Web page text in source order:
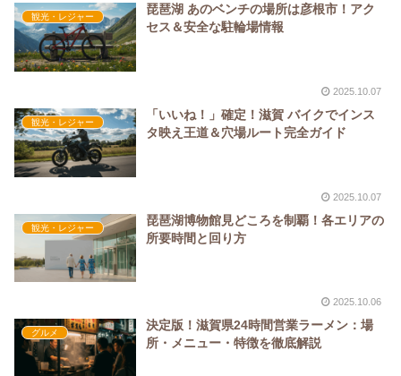
観光・レジャー
琵琶湖 あのベンチの場所は彦根市！アク
セス＆安全な駐輪場情報
2025.10.07
観光・レジャー
「いいね！」確定！滋賀 バイクでインス
タ映え王道＆穴場ルート完全ガイド
2025.10.07
観光・レジャー
琵琶湖博物館見どころを制覇！各エリアの
所要時間と回り方
2025.10.06
グルメ
決定版！滋賀県24時間営業ラーメン：場
所・メニュー・特徴を徹底解説